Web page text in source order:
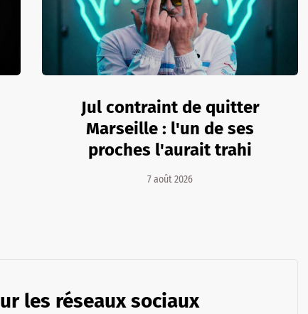
Jul contraint de quitter
Marseille : l'un de ses
proches l'aurait trahi
7 août 2026
les réseaux sociaux